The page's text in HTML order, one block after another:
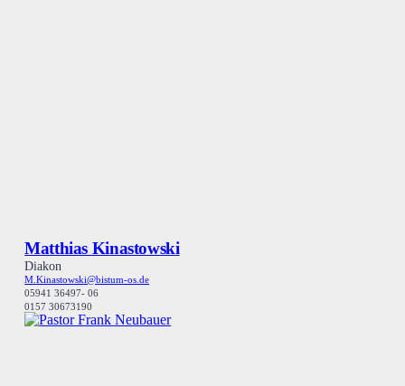
Matthias Kinastowski
Diakon
M.Kinastowski@bistum-os.de
05941 36497- 06
0157 30673190